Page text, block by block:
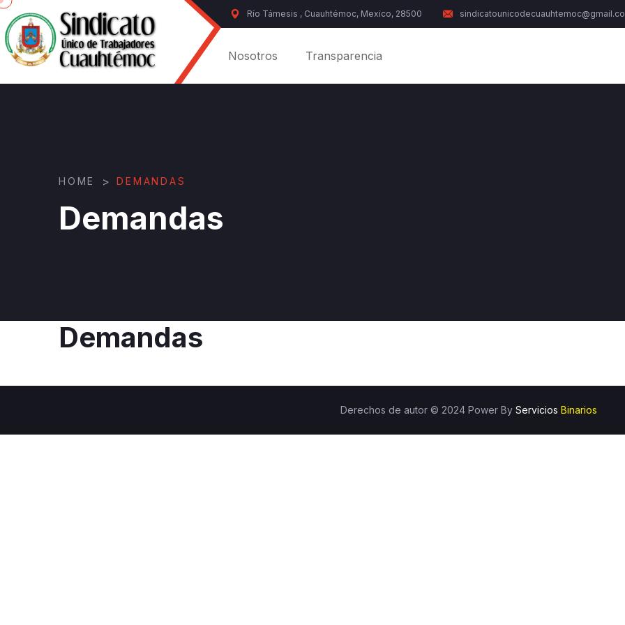
Río Támesis , Cuauhtémoc, Mexico, 28500
Nosotros Transparencia
HOME > DEMANDAS
Demandas
Demandas
Derechos de autor © 2024 Power By Servicios Binarios